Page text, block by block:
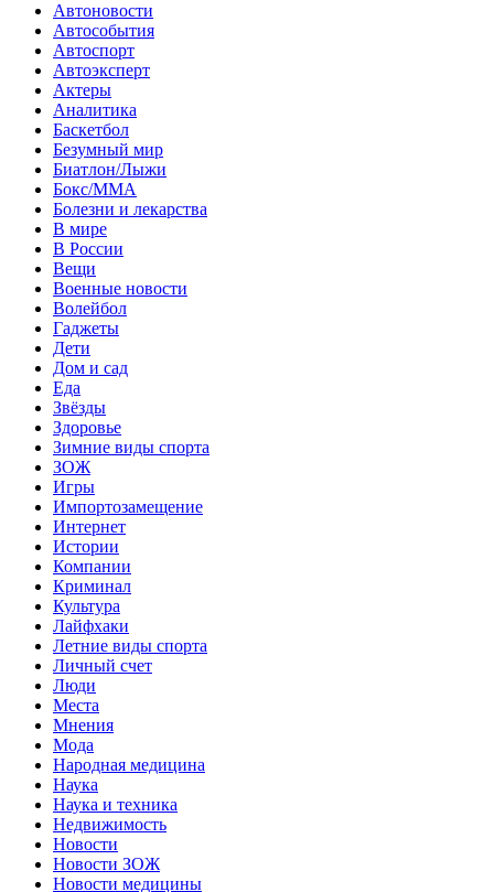
Автоновости
Автособытия
Автоспорт
Автоэксперт
Актеры
Аналитика
Баскетбол
Безумный мир
Биатлон/Лыжи
Бокс/MMA
Болезни и лекарства
В мире
В России
Вещи
Военные новости
Волейбол
Гаджеты
Дети
Дом и сад
Еда
Звёзды
Здоровье
Зимние виды спорта
ЗОЖ
Игры
Импортозамещение
Интернет
Истории
Компании
Криминал
Культура
Лайфхаки
Летние виды спорта
Личный счет
Люди
Места
Мнения
Мода
Народная медицина
Наука
Наука и техника
Недвижимость
Новости
Новости ЗОЖ
Новости медицины